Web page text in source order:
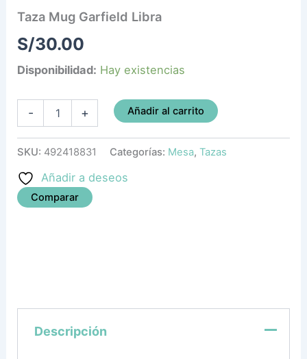
Taza Mug Garfield Libra
S/30.00
Disponibilidad: Hay existencias
- + Añadir al carrito
SKU: 492418831 Categorías: Mesa,Tazas
Añadir a deseos
Comparar
Descripción